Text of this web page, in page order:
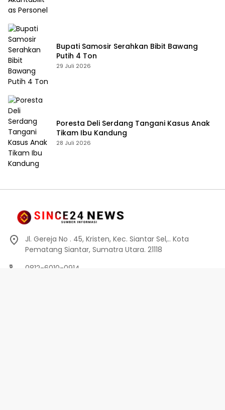
Bupati Samosir Serahkan Bibit Bawang
Putih 4 Ton
29 Juli 2026
Poresta Deli Serdang Tangani Kasus Anak
Tikam Ibu Kandung
28 Juli 2026
Jl. Gereja No . 45, Kristen, Kec. Siantar Sel,.. Kota
Pematang Siantar, Sumatra Utara. 21118
0812-6010-0914